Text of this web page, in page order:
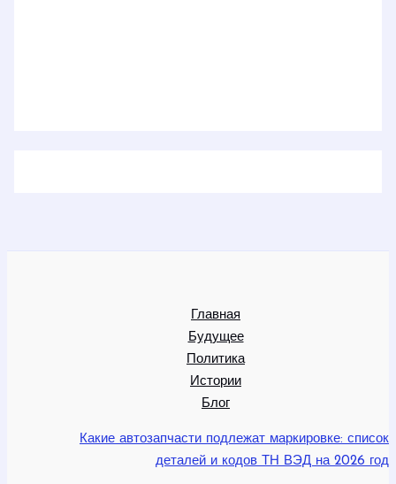
Главная
Будущее
Политика
Истории
Блог
Какие автозапчасти подлежат маркировке: список
деталей и кодов ТН ВЭД на 2026 год